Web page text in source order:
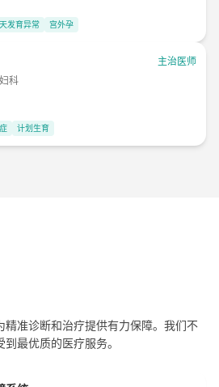
发育异常 宫外孕
主治医师
妇科
计划生育
精准诊断和治疗提供有力保障。我们不
最优质的医疗服务。